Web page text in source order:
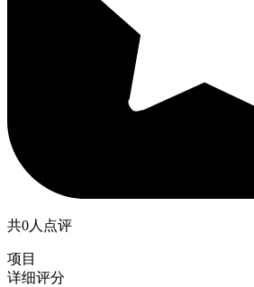
共0人点评
项目
详细评分